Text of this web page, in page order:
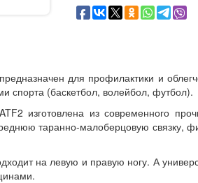
для профилактики и
спорта (баскетбол, волейбол, футбол).
изготовлена из современного
таранно-малоберцовую связку,
на левую и правую ногу. А